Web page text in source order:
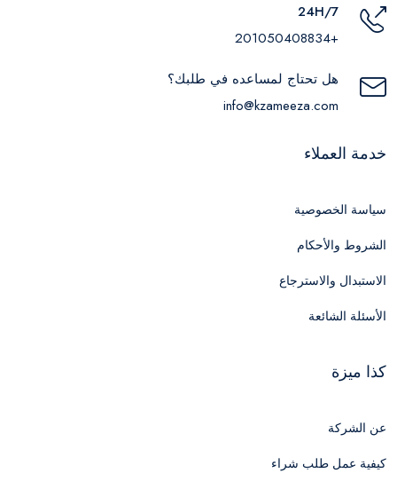
24H/7
+201050408834
هل تحتاج لمساعده في طلبك؟
info@kzameeza.com
خدمة العملاء
سياسة الخصوصية
الشروط والأحكام
الاستبدال والاسترجاع
الأسئلة الشائعة
كذا ميزة
عن الشركة
كيفية عمل طلب شراء